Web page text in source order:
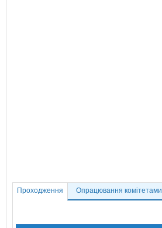
Проходження Опрацювання комітетами